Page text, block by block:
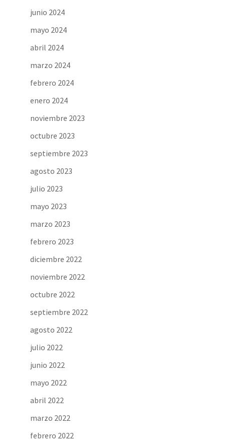
junio 2024
mayo 2024
abril 2024
marzo 2024
febrero 2024
enero 2024
noviembre 2023
octubre 2023
septiembre 2023
agosto 2023
julio 2023
mayo 2023
marzo 2023
febrero 2023
diciembre 2022
noviembre 2022
octubre 2022
septiembre 2022
agosto 2022
julio 2022
junio 2022
mayo 2022
abril 2022
marzo 2022
febrero 2022